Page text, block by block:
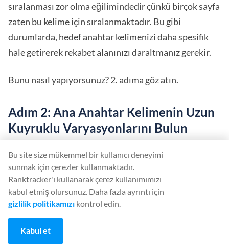
sıralanması zor olma eğilimindedir çünkü birçok sayfa
zaten bu kelime için sıralanmaktadır. Bu gibi
durumlarda, hedef anahtar kelimenizi daha spesifik
hale getirerek rekabet alanınızı daraltmanız gerekir.
Bunu nasıl yapıyorsunuz? 2. adıma göz atın.
Adım 2: Ana Anahtar Kelimenin Uzun
Kuyruklu Varyasyonlarını Bulun
Ana anahtar kelime için sıralama yapmak çok
zorlaştığında, yakından ilgili olan ancak yine de yeterli
arama hacmine sahip başka bir kelimeyi hedeflemek
en iyisidir. Bu anahtar kelimeler genellikle ana anahtar
Bunlar uzun kuyruklu anahtar kelimelerdir.
Bu site size mükemmel bir kullanıcı deneyimi
sunmak için çerezler kullanmaktadır.
Ranktracker'ı kullanarak çerez kullanımımızı
kabul etmiş olursunuz. Daha fazla ayrıntı için
gizlilik politikamızı kontrol edin.
Kabul et